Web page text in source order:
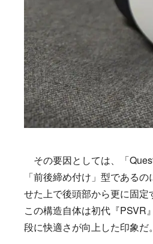
その要因としては、「
「前後締め付け」型である
せた上で後頭部から更に固定
この構造自体は初代『PSVR
段に快適さが向上した印象だ。